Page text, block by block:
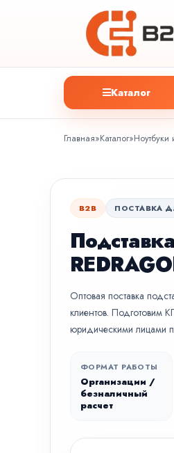
Каталог
Главная»Каталог»
B2B ПОСТАВКА
Оптовая поставка
клиентов. Подготовим
юридическими лицами
ФОРМАТ РАБОТЫ
Организации /
безналичный
расчет